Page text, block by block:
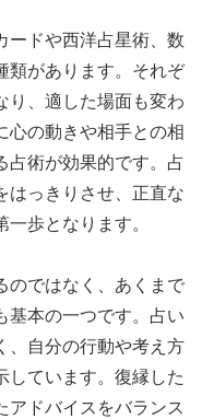
ードや西洋占星術、数
類があります。それぞ
り、適した場面も変わ
心の動きや相手との相
占術が効果的です。占
はっきりさせ、正直な
歩となります。
のではなく、あくまで
基本の一つです。占い
、自分の行動や考え方
しています。復縁した
アドバイスをバランス